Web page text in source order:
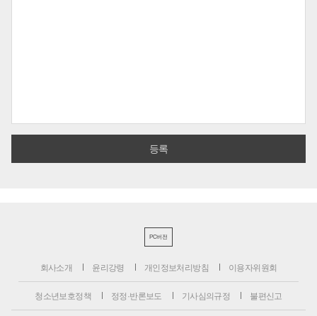
PC버전
회사소개 윤리강령 개인정보처리방침 이용자위원회
청소년보호정책 정정·반론보도 기사심의규정 불편신고